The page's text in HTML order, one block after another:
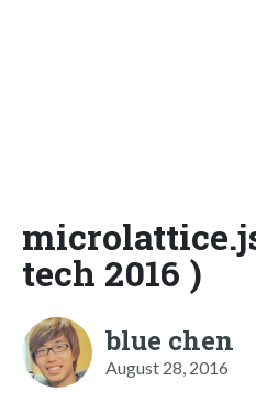
tech 2016 )
blue chen
August 28, 2016